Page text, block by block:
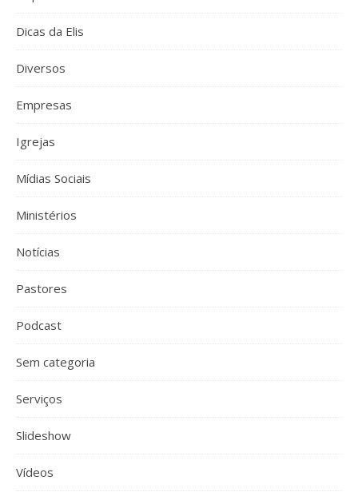
Dicas da Elis
Diversos
Empresas
Igrejas
Mídias Sociais
Ministérios
Notícias
Pastores
Podcast
Sem categoria
Serviços
Slideshow
Vídeos